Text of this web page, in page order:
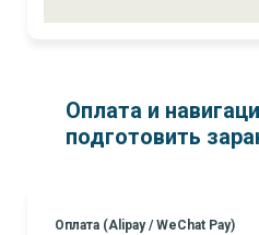
Оплата и
подготовить
Оплата (Alipay / WeChat Pay)